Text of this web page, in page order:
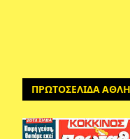
ΠΡΩΤΟΣΕΛΙΔΑ